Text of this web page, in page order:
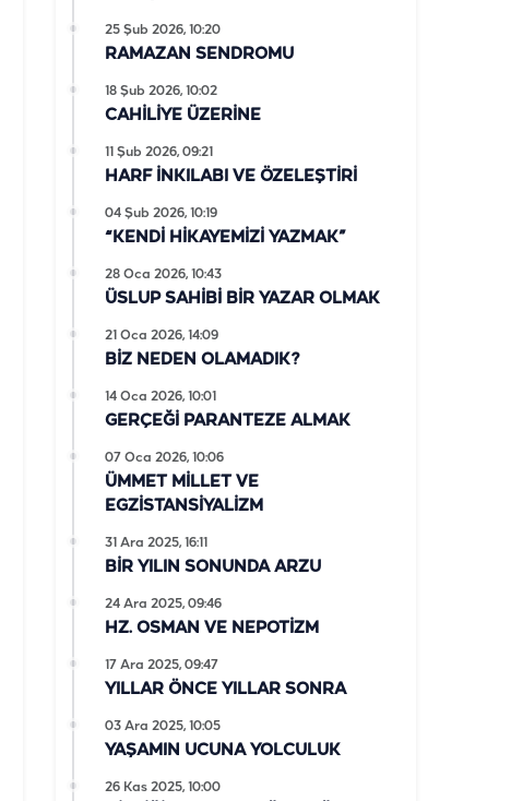
RAMAZAN SENDROMU
25 Şub 2026, 10:20
CAHİLİYE ÜZERİNE
18 Şub 2026, 10:02
HARF İNKILABI VE ÖZELEŞTİRİ
11 Şub 2026, 09:21
“KENDİ HİKAYEMİZİ YAZMAK”
04 Şub 2026, 10:19
ÜSLUP SAHİBİ BİR YAZAR OLMAK
28 Oca 2026, 10:43
BİZ NEDEN OLAMADIK?
21 Oca 2026, 14:09
GERÇEĞİ PARANTEZE ALMAK
14 Oca 2026, 10:01
ÜMMET MİLLET VE
EGZİSTANSİYALİZM
07 Oca 2026, 10:06
BİR YILIN SONUNDA ARZU
31 Ara 2025, 16:11
HZ. OSMAN VE NEPOTİZM
24 Ara 2025, 09:46
YILLAR ÖNCE YILLAR SONRA
17 Ara 2025, 09:47
YAŞAMIN UCUNA YOLCULUK
03 Ara 2025, 10:05
26 Kas 2025, 10:00